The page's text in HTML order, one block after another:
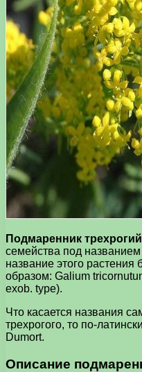
Подмаренник трехрогий
семейства под
название этого растения
образом: Galium
exob. type).
Что касается названия
трехрогого, то по-
Dumort.
Описание